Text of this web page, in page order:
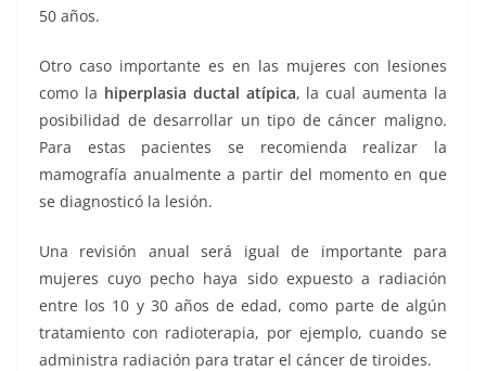
50 años.
Otro caso importante es en las mujeres con lesiones
como la hiperplasia ductal atípica, la cual aumenta la
posibilidad de desarrollar un tipo de cáncer maligno.
Para estas pacientes se recomienda realizar la
mamografía anualmente a partir del momento en que
se diagnosticó la lesión.
Una revisión anual será igual de importante para
mujeres cuyo pecho haya sido expuesto a radiación
entre los 10 y 30 años de edad, como parte de algún
tratamiento con radioterapia, por ejemplo, cuando se
administra radiación para tratar el cáncer de tiroides.